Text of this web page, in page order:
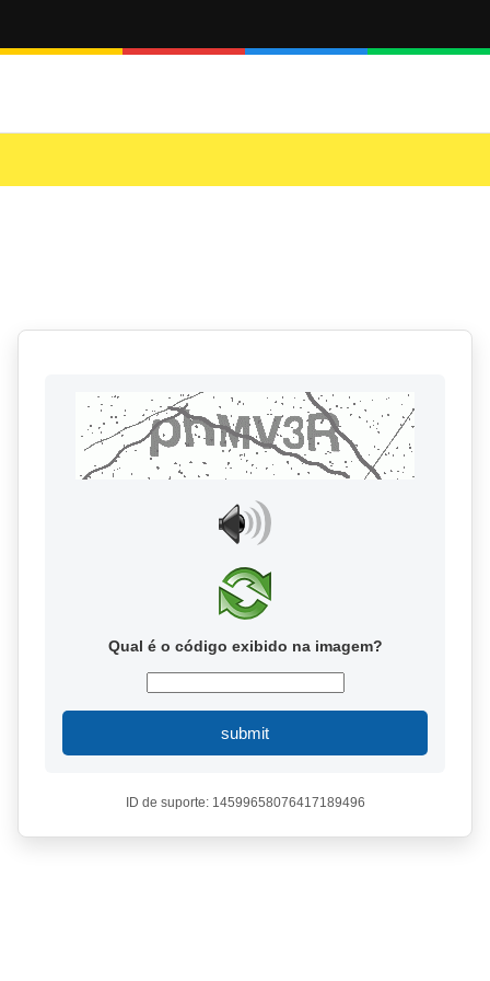
Qual é o código exibido na imagem?
submit
ID de suporte: 14599658076417189496